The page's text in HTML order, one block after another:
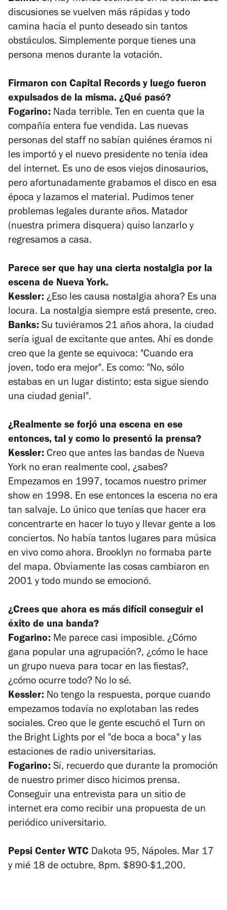
discusiones se vuelven más rápidas y todo
camina hacia el punto deseado sin tantos
obstáculos. Simplemente porque tienes una
persona menos durante la votación.
Firmaron con Capital Records y luego fueron
expulsados de la misma. ¿Qué pasó?
Fogarino: Nada terrible. Ten en cuenta que la
compañía entera fue vendida. Las nuevas
personas del staff no sabían quiénes éramos ni
les importó y el nuevo presidente no tenía idea
del internet. Es uno de esos viejos dinosaurios,
pero afortunadamente grabamos el disco en esa
época y lazamos el material. Pudimos tener
problemas legales durante años. Matador
(nuestra primera disquera) quiso lanzarlo y
regresamos a casa.
Parece ser que hay una cierta nostalgia por la
escena de Nueva York.
Kessler: ¿Eso les causa nostalgia ahora? Es una
locura. La nostalgia siempre está presente, creo.
Banks: Su tuviéramos 21 años ahora, la ciudad
sería igual de excitante que antes. Ahí es donde
creo que la gente se equivoca: "Cuando era
joven, todo era mejor". Es como: "No, sólo
estabas en un lugar distinto; esta sigue siendo
una ciudad genial".
¿Realmente se forjó una escena en ese
entonces, tal y como lo presentó la prensa?
Kessler: Creo que antes las bandas de Nueva
York no eran realmente cool, ¿sabes?
Empezamos en 1997, tocamos nuestro primer
show en 1998. En ese entonces la escena no era
tan salvaje. Lo único que tenías que hacer era
concentrarte en hacer lo tuyo y llevar gente a los
conciertos. No había tantos lugares para música
en vivo como ahora. Brooklyn no formaba parte
del mapa. Obviamente las cosas cambiaron en
2001 y todo mundo se emocionó.
¿Crees que ahora es más difícil conseguir el
éxito de una banda?
Fogarino: Me parece casi imposible. ¿Cómo
gana popular una agrupación?, ¿cómo le hace
un grupo nueva para tocar en las fiestas?,
¿cómo ocurre todo? No lo sé.
Kessler: No tengo la respuesta, porque cuando
empezamos todavía no explotaban las redes
sociales. Creo que le gente escuchó el Turn on
the Bright Lights por el "de boca a boca" y las
estaciones de radio universitarias.
Fogarino: Sí, recuerdo que durante la promoción
de nuestro primer disco hicimos prensa.
Conseguir una entrevista para un sitio de
internet era como recibir una propuesta de un
periódico universitario.
Pepsi Center WTC Dakota 95, Nápoles. Mar 17
y mié 18 de octubre, 8pm. $890-$1,200.